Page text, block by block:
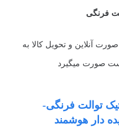
فرنگی
آنلاین و تحویل کالا به
صورت میگیرد
توالت فرنگی-
دار هوشمند